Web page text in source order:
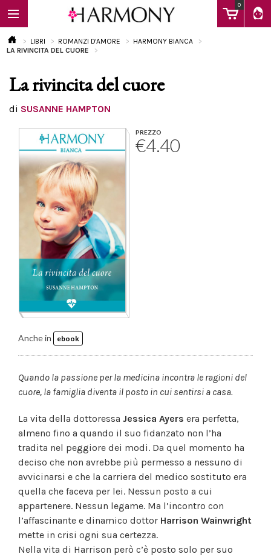
0
EBOOK
Calendario
LIBRI ROMANZI D'AMORE
HARMONY BIANCA
LA RIVINCITA DEL CUORE
La rivincita del cuore
di SUSANNE HAMPTON
PREZZO
€4.40
Anche in ebook
Quando la passione per la medicina incontra le ragioni del
cuore, la famiglia diventa il posto in cui sentirsi a casa.
La vita della dottoressa Jessica Ayers era perfetta,
almeno fino a quando il suo fidanzato non l’ha
tradita nel peggiore dei modi. Da quel momento ha
deciso che non avrebbe più permesso a nessuno di
avvicinarsi e che la carriera del medico sostituto era
quella che faceva per lei. Nessun posto a cui
appartenere. Nessun legame. Ma l’incontro con
l’affascinante e dinamico dottor Harrison Wainwright
mette in crisi ogni sua certezza.
Nella vita di Harrison però c’è posto solo per suo